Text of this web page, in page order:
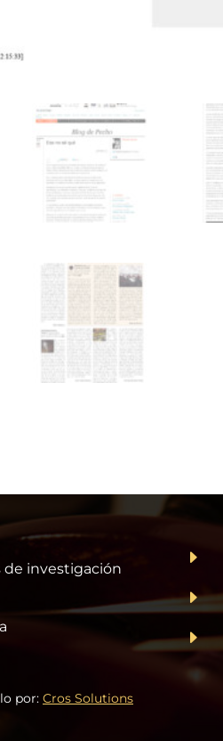
de investigación E
E
E
por: Cros Solutions